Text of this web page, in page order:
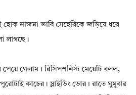
নাজমা ভাবি সেহেরিকে জড়িয়ে ধরে
লাগছে।
গেলাম। রিসিপশনিস্ট মেয়েটি বলল,
কাচের। স্লাইডিং ডোর। রাতে ঘুমুবার